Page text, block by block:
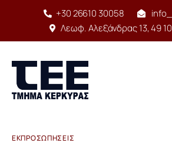
+30 26610 30058
Λεωφ. Αλεξάνδρας 13, 49
Αρχική
ΕΚΠΡΟΣΩΠΉΣΕΙΣ